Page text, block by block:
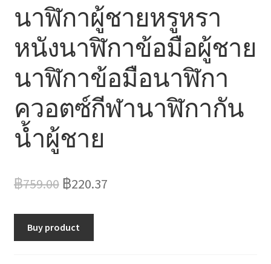
นาฬิกาผู้ชายหรูหรา
หนังนาฬิกาข้อมือผู้ชาย
นาฬิกาข้อมือนาฬิกา
ควอตซ์กีฬานาฬิกากัน
น้ำผู้ชาย
฿759.00 Original
was:
฿220.37Current
Buy product